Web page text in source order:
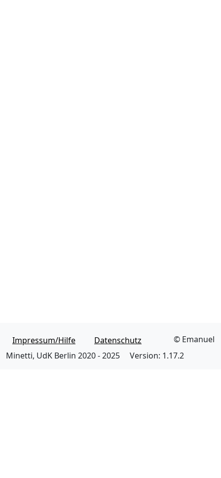
Impressum/Hilfe Datenschutz
© Emanuel
Minetti, UdK Berlin 2020 - 2025
Version: 1.17.2